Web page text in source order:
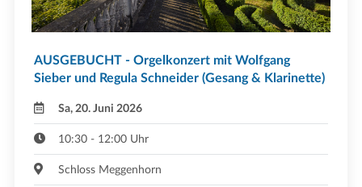
AUSGEBUCHT - Orgelkonzert mit Wolfgang
Sieber und Regula Schneider (Gesang & Klarinette)
Sa, 20. Juni 2026
10:30 - 12:00 Uhr
Schloss Meggenhorn